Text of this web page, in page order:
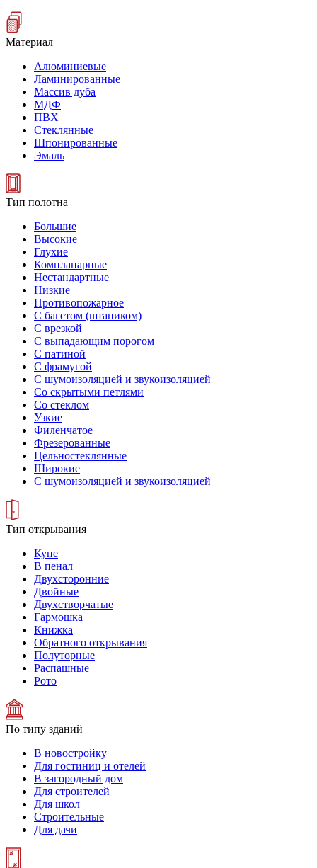
Материал
Алюминиевые
Ламинированные
Массив дуба
МДФ
ПВХ
Стеклянные
Шпонированные
Эмаль
Тип полотна
Большие
Высокие
Глухие
Компланарные
Нестандартные
Низкие
Противопожарное
С багетом (штапиком)
С врезкой
С выпадающим порогом
С патиной
С фрамугой
С шумоизоляцией и звукоизоляцией
Со скрытыми петлями
Со стеклом
Узкие
Филенчатое
Фрезерованные
Цельностеклянные
Широкие
С шумоизоляцией и звукоизоляцией
Тип открывания
Купе
В пенал
Двухсторонние
Двойные
Двухстворчатые
Гармошка
Книжка
Обратного открывания
Полуторные
Распашные
Рото
По типу зданий
В новостройку
Для гостиниц и отелей
В загородный дом
Для строителей
Для школ
Строительные
Для дачи